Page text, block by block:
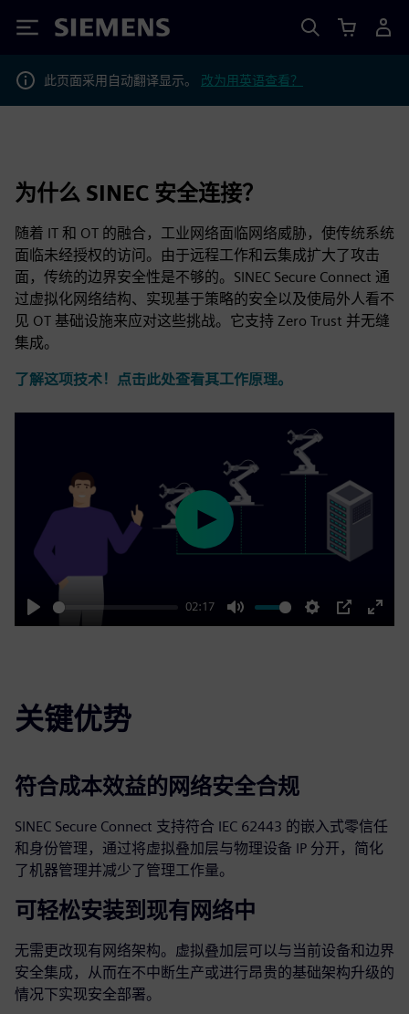
Siemens
此页面采用自动翻译显示。 改为用英语查看？
为什么 SINEC 安全连接？
随着 IT 和 OT 的融合，工业网络面临网络威胁，使传统系统
面临未经授权的访问。由于远程工作和云集成扩大了攻击
面，传统的边界安全性是不够的。SINEC Secure Connect 通
过虚拟化网络结构、实现基于策略的安全以及使局外人看不
见 OT 基础设施来应对这些挑战。它支持 Zero Trust 并无缝
集成。
了解这项技术！点击此处查看其工作原理。
Play
02:17
Mute Settings
PIP
Enter
Play
关键优势
符合成本效益的网络安全合规
SINEC Secure Connect 支持符合 IEC 62443 的嵌入式零信任
和身份管理，通过将虚拟叠加层与物理设备 IP 分开，简化
了机器管理并减少了管理工作量。
可轻松安装到现有网络中
无需更改现有网络架构。虚拟叠加层可以与当前设备和边界
安全集成，从而在不中断生产或进行昂贵的基础架构升级的
情况下实现安全部署。